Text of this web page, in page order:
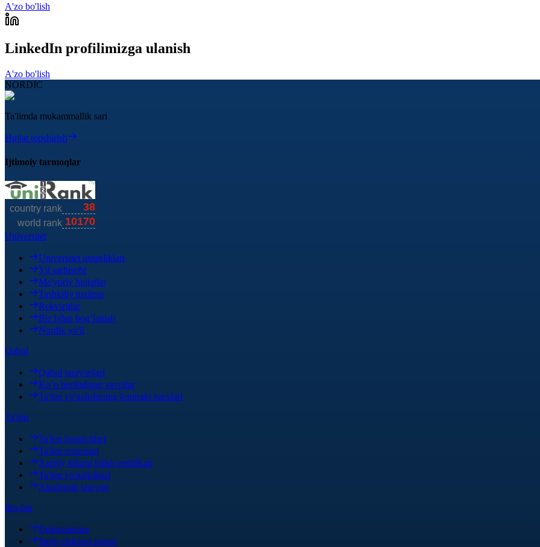
A'zo bo'lish
LinkedIn profilimizga ulanish
A'zo bo'lish
NORDIC
Ta'limda mukammallik sari
Hujjat topshirish
Ijtimoiy tarmoqlar
Universitet
Universitet ustunliklari
Yil sarhisobi
Me'yoriy hujjatlar
Tashkiliy tuzilma
Rekvizitlar
Biz bilan bog’lanish
Nordik yo'li
Qabul
Qabul jarayonlari
Ko’p beriladigan savollar
Ta'lim yo'nalishining kontrakt narxlari
Ta'lim
Ta'lim bosqichlari
Ta'lim resurslari
Xorijiy tillarni bilish sertifikati
Ta'lim yo'nalishlari
Akademik jarayon
Ilm-fan
Doktorantura
Ilmiy elektron jurnal